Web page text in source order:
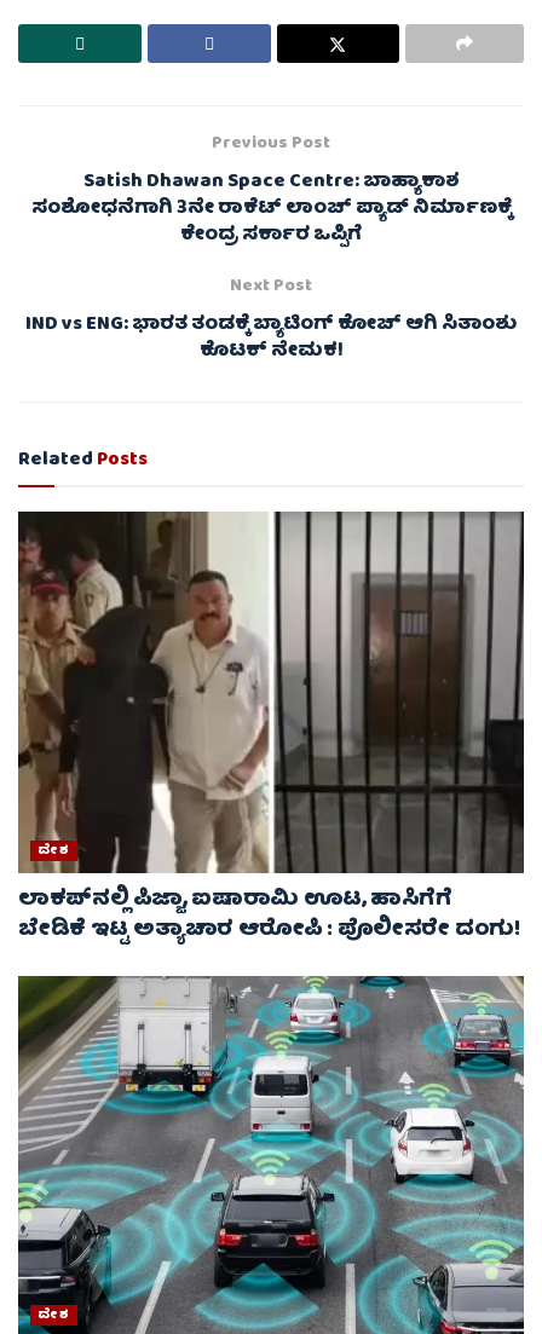
Previous Post
Satish Dhawan Space Centre: ಬಾಹ್ಯಾಕಾಶ
ಸಂಶೋಧನೆಗಾಗಿ 3ನೇ ರಾಕೆಟ್‌ ಲಾಂಚ್‌ ಪ್ಯಾಡ್‌ ನಿರ್ಮಾಣಕ್ಕೆ
ಕೇಂದ್ರ ಸರ್ಕಾರ ಒಪ್ಪಿಗೆ
Next Post
IND vs ENG: ಭಾರತ ತಂಡಕ್ಕೆ ಬ್ಯಾಟಿಂಗ್‌ ಕೋಚ್‌ ಆಗಿ ಸಿತಾಂಶು
ಕೊಟಕ್‌ ನೇಮಕ!
RelatedPosts
ದೇಶ
ಲಾಕಪ್‌ನಲ್ಲಿ ಪಿಜ್ಜಾ, ಐಷಾರಾಮಿ ಊಟ, ಹಾಸಿಗೆಗೆ
ಬೇಡಿಕೆ ಇಟ್ಟ ಅತ್ಯಾಚಾರ ಆರೋಪಿ : ಪೊಲೀಸರೇ ದಂಗು!
ದೇಶ